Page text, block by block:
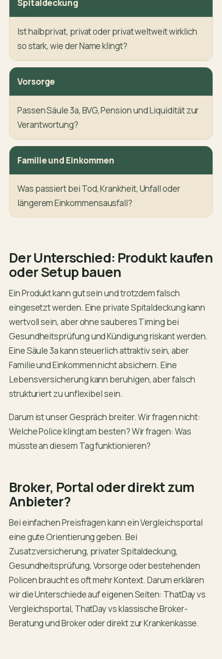
Spitaldeckung
Ist halbprivat, privat oder privat weltweit wirklich
so stark, wie der Name klingt?
Vorsorge
Passen Säule 3a, BVG, Pension und Liquidität zur
Verantwortung?
Familie und Einkommen
Was passiert bei Tod, Krankheit, Unfall oder
längerem Einkommensausfall?
Der Unterschied: Produkt kaufen
oder Setup bauen
Ein Produkt kann gut sein und trotzdem falsch
eingesetzt werden. Eine private Spitaldeckung kann
wertvoll sein, aber ohne sauberes Timing bei
Gesundheitsprüfung und Kündigung riskant werden.
Eine Säule 3a kann steuerlich attraktiv sein, aber
Familie und Einkommen nicht absichern. Eine
Lebensversicherung kann beruhigen, aber falsch
strukturiert zu unflexibel sein.
Darum ist unser Gespräch breiter. Wir fragen nicht:
Welche Police klingt am besten? Wir fragen: Was
müsste an diesem Tag funktionieren?
Broker, Portal oder direkt zum
Anbieter?
Bei einfachen Preisfragen kann ein Vergleichsportal
eine gute Orientierung geben. Bei
Zusatzversicherung, privater Spitaldeckung,
Gesundheitsprüfung, Vorsorge oder bestehenden
Policen braucht es oft mehr Kontext. Darum erklären
wir die Unterschiede auf eigenen Seiten: ThatDay vs
Vergleichsportal, ThatDay vs klassische Broker-
BeratungundBroker oder direkt zur Krankenkasse.